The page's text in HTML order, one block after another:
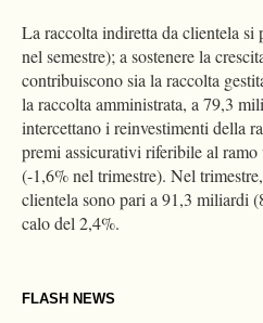
FLASH NEWS
La raccolta indiretta da clientela
nel semestre); a sostenere la
contribuiscono sia la raccolta
la raccolta amministrata, a 79,3
intercettano i reinvestimenti della
premi assicurativi riferibile al
(-1,6% nel trimestre). Nel
clientela sono pari a 91,3 miliardi
calo del 2,4%.